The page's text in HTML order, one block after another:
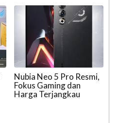
Nubia Neo 5 Pro Resmi,
Fokus Gaming dan
Harga Terjangkau